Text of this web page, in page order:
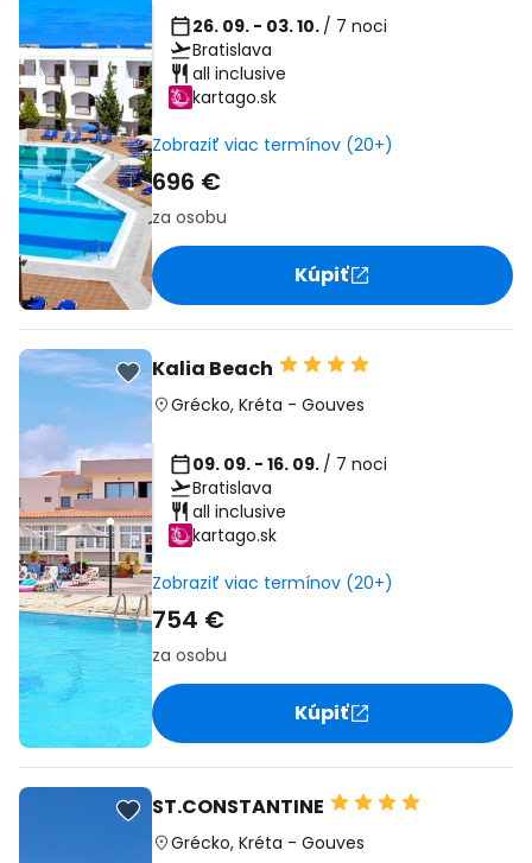
26. 09. - 03. 10. / 7 noci
Bratislava
all inclusive
kartago.sk
Zobraziť viac termínov (20+)
696 €
za osobu
Kúpiť
Kalia Beach
Grécko, Kréta - Gouves
09. 09. - 16. 09. / 7 noci
Bratislava
all inclusive
kartago.sk
Zobraziť viac termínov (20+)
754 €
za osobu
Kúpiť
ST.CONSTANTINE
Grécko, Kréta - Gouves